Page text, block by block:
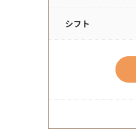
シフト